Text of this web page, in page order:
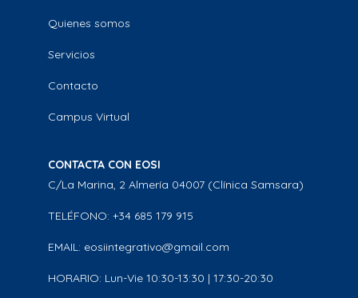
Quienes somos
Servicios
Contacto
Campus Virtual
CONTACTA CON EOSI
C/La Marina, 2 Almería 04007 (Clínica Samsara)
TELÉFONO: +34 685 179 915
EMAIL: eosiintegrativo@gmail.com
HORARIO: Lun-Vie 10:30-13:30 | 17:30-20:30